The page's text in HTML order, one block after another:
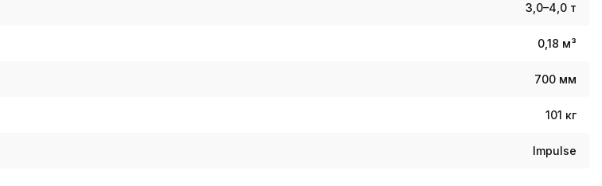
3,0–4,0 т
0,18 м³
700 мм
101 кг
Impulse